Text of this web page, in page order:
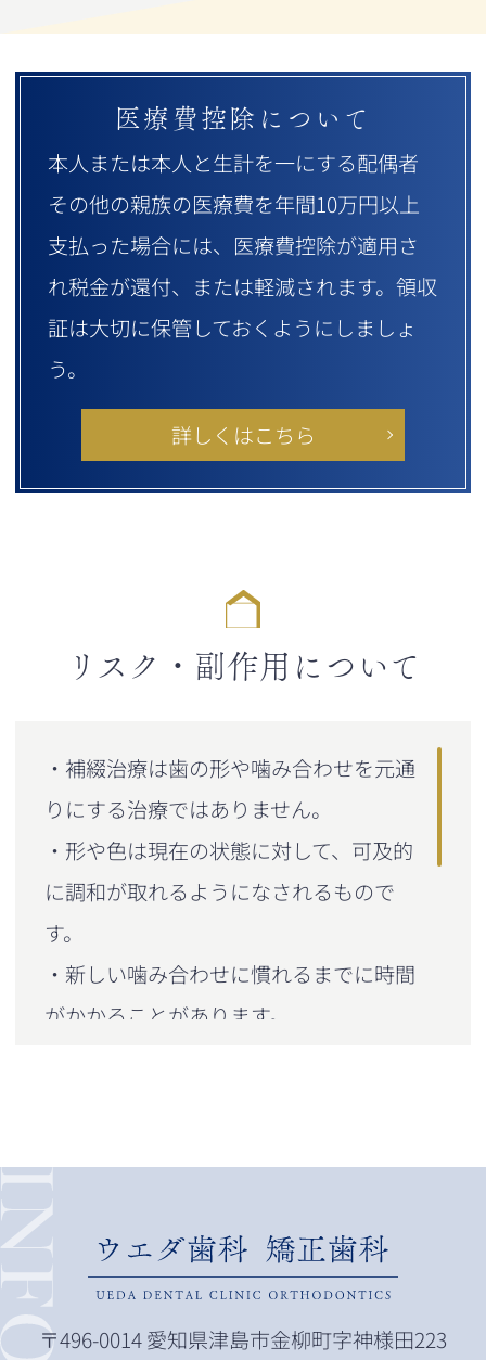
医療費控除について
本人または本人と生計を一にする配偶者
その他の親族の医療費を年間10万円以上
支払った場合には、医療費控除が適用さ
れ税金が還付、または軽減されます。領収
証は大切に保管しておくようにしましょ
う。
詳しくはこちら
リスク・副作用について
・補綴治療は歯の形や噛み合わせを元通
りにする治療ではありません。
・形や色は現在の状態に対して、可及的
に調和が取れるようになされるもので
す。
・新しい噛み合わせに慣れるまでに時間
がかかることがあります。
ことがあります。
・強い衝撃がかかると割れる可能性があ
ります。
・外来性の色素によって、術後に補綴物
の表面に着色がおこることがあります。
〒496-0014 愛知県津島市金柳町字神様田223